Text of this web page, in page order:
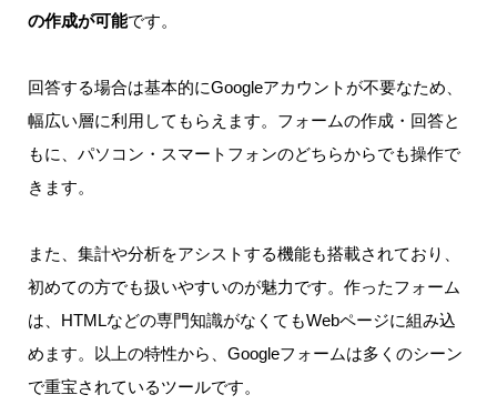
の作成が可能です。
回答する場合は基本的にGoogleアカウントが不要なため、
幅広い層に利用してもらえます。フォームの作成・回答と
もに、パソコン・スマートフォンのどちらからでも操作で
きます。
また、集計や分析をアシストする機能も搭載されており、
初めての方でも扱いやすいのが魅力です。作ったフォーム
は、HTMLなどの専門知識がなくてもWebページに組み込
めます。以上の特性から、Googleフォームは多くのシーン
で重宝されているツールです。